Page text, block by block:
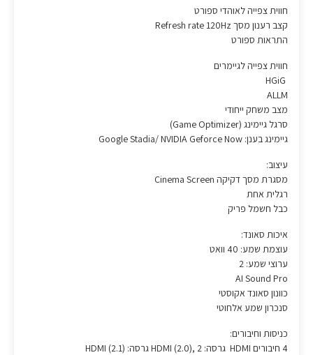
חווית צפייה לאוהדי ספורט
קצב רענון מסך Refresh rate 120Hz
התראות ספורט
חווית צפייה לגיימרים
ALLM
מצב משחק ייחודי
סרגל גיימינג (Game Optimizer)
גיימינג בענן: Google Stadia/ NVIDIA Geforce Now
עיצוב:
מסגרת מסך דקיקה Cinema Screen
רגלית אחת
כבל חשמל פריק
איכות סאונד:
עוצמת שמע: 40 וואט
ערוצי שמע: 2
AI Sound Pro
כוונון סאונד אקוסטי
סנכרון שמע אלחוטי
כניסות וחיבורים:
4 חיבורים HDMI גרסה: HDMI (2.0), 2 גרסה: (HDMI (2.1